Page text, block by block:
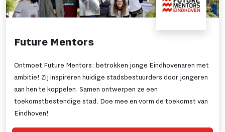
Future Mentors
Ontmoet Future Mentors: betrokken jonge Eindhovenaren met
ambitie! Zij inspireren huidige stadsbestuurders door jongeren
aan hen te koppelen. Samen ontwerpen ze een
toekomstbestendige stad. Doe mee en vorm de toekomst van
Eindhoven!